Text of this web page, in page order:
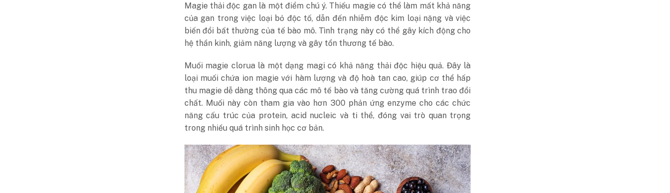
Magie thải độc gan là một điểm chú ý. Thiếu magie có thể làm mất khả năng
của gan trong việc loại bỏ độc tố, dẫn đến nhiễm độc kim loại nặng và việc
biến đổi bất thường của tế bào mô. Tình trạng này có thể gây kích động cho
hệ thần kinh, giảm năng lượng và gây tổn thương tế bào.
Muối magie clorua là một dạng magi có khả năng thải độc hiệu quả. Đây là
loại muối chứa ion magie với hàm lượng và độ hoà tan cao, giúp cơ thể hấp
thu magie dễ dàng thông qua các mô tế bào và tăng cường quá trình trao đổi
chất. Muối này còn tham gia vào hơn 300 phản ứng enzyme cho các chức
năng cấu trúc của protein, acid nucleic và ti thể, đóng vai trò quan trọng
trong nhiều quá trình sinh học cơ bản.